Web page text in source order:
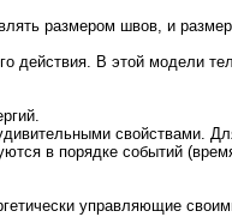
размером швов, и
действия. В этой модели
свойствами.
в порядке событий
управляющие